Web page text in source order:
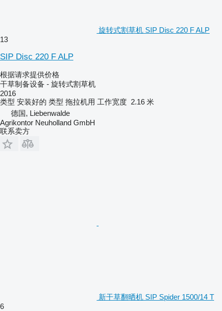
旋转式割草机 SIP Disc 220 F ALP
13
SIP Disc 220 F ALP
根据请求提供价格
干草制备设备 - 旋转式割草机
2016
类型 安装好的 类型 拖拉机用 工作宽度 2.16 米
德国, Liebenwalde
Agrikontor Neuholland GmbH
联系卖方
新干草翻晒机 SIP Spider 1500/14 T
6